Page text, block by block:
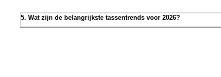
5. Wat zijn de belangrijkste tassentrends voor 2026?